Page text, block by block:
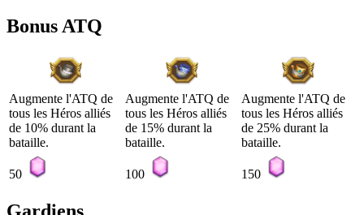
Bonus ATQ
Augmente l'ATQ de
tous les Héros alliés
de 10% durant la
bataille.
Augmente l'ATQ de
tous les Héros alliés
de 15% durant la
bataille.
Augmente l'ATQ de
tous les Héros alliés
de 25% durant la
bataille.
50 100 150